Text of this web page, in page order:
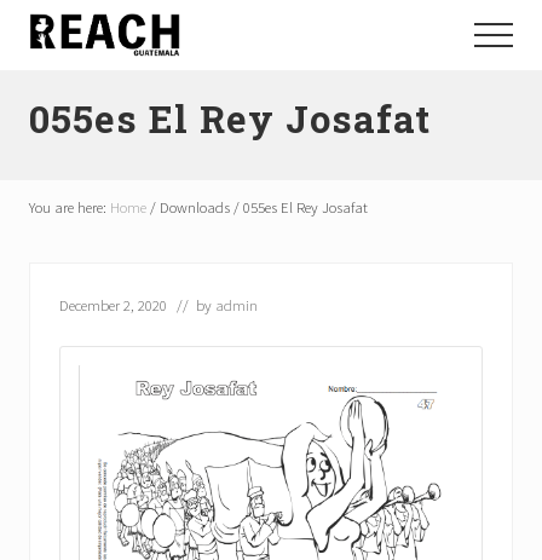
Menu
Skip
content
Skip
communicating
Menu
055es El Rey Josafat
You are here: Home / Downloads /055es El Rey Josafat
December 2, 2020 // by admin